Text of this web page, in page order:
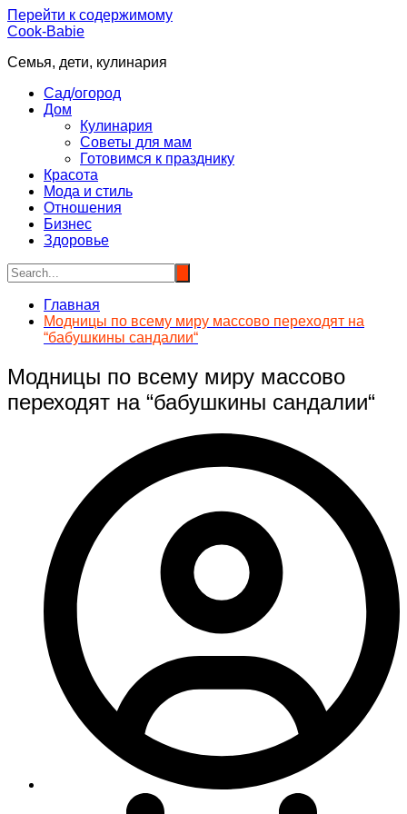
Перейти к содержимому
Cook-Babie
Семья, дети, кулинария
Сад/огород
Дом
Кулинария
Советы для мам
Готовимся к празднику
Красота
Мода и стиль
Отношения
Бизнес
Здоровье
Главная
Модницы по всему миру массово переходят на
“бабушкины сандалии“
Модницы по всему миру массово
переходят на “бабушкины сандалии“